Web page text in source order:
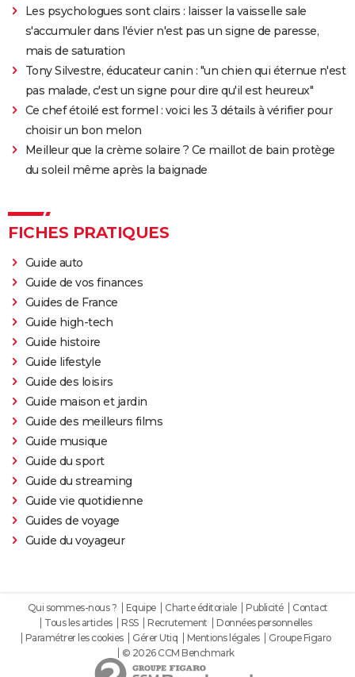
Les psychologues sont clairs : laisser la vaisselle sale
s'accumuler dans l'évier n'est pas un signe de paresse,
mais de saturation
Tony Silvestre, éducateur canin : "un chien qui éternue n'est
pas malade, c'est un signe pour dire qu'il est heureux"
Ce chef étoilé est formel : voici les 3 détails à vérifier pour
choisir un bon melon
Meilleur que la crème solaire ? Ce maillot de bain protège
du soleil même après la baignade
FICHES PRATIQUES
Guide auto
Guide de vos finances
Guides de France
Guide high-tech
Guide histoire
Guide lifestyle
Guide des loisirs
Guide maison et jardin
Guide des meilleurs films
Guide musique
Guide du sport
Guide du streaming
Guide vie quotidienne
Guides de voyage
Guide du voyageur
Qui sommes-nous ? Equipe Charte éditoriale Publicité
Contact
Tous les articles
RSS Recrutement
Données personnelles
Paramétrer les cookies
Gérer Utiq Mentions légales
Groupe Figaro
© 2026 CCM Benchmark